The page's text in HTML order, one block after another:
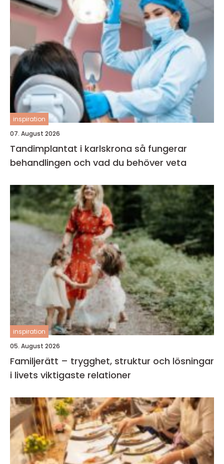
inspiration
07. August 2026
Tandimplantat i karlskrona så fungerar
behandlingen och vad du behöver veta
inspiration
05. August 2026
Familjerätt – trygghet, struktur och lösningar
i livets viktigaste relationer